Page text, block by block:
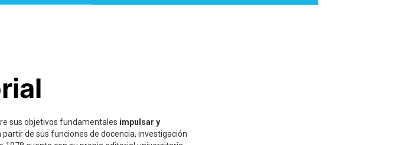
sus objetivos fundamentales impulsar y
partir de sus funciones de docencia, investigación